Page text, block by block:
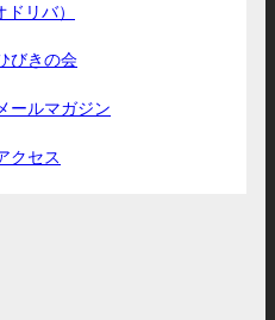
ドリバ）
びきの会
メールマガジン
クセス